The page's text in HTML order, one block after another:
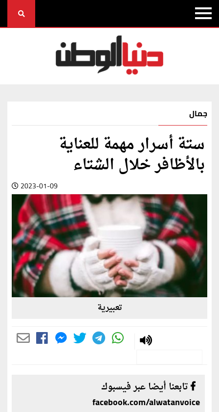
جمال
ستة أسرار مهمة للعناية
بالأظافر خلال الشتاء
2023-01-09
تعبيرية
تابعنا أيضا عبر فيسبوك
facebook.com/alwatanvoice